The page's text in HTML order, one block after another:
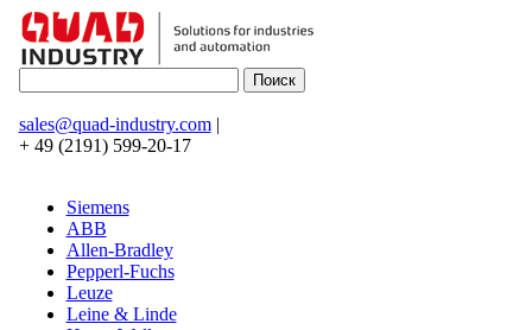
sales@quad-industry.com|
+ 49 (2191) 599-20-17
Siemens
ABB
Allen-Bradley
Pepperl-Fuchs
Leuze
Leine & Linde